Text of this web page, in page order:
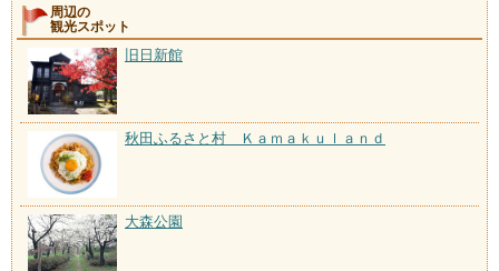
周辺の
観光スポット
旧日新館
秋田ふるさと村 Ｋａｍａｋｕｌａｎｄ
大森公園